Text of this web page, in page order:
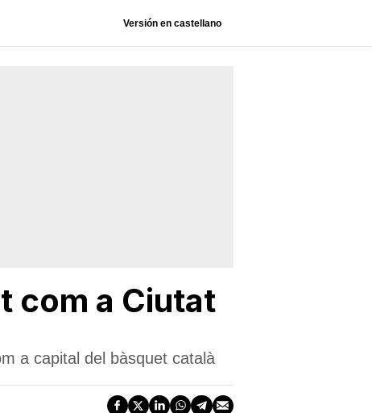
Versión en castellano
com a Ciutat
a capital del bàsquet català